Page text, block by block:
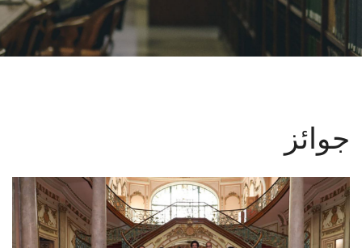
الشئون الأكاديمية
البحث العلمي
الأنظمة الذكية
الإعلام
جوائز